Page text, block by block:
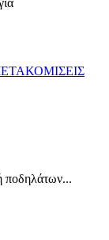
ποδηλάτων...